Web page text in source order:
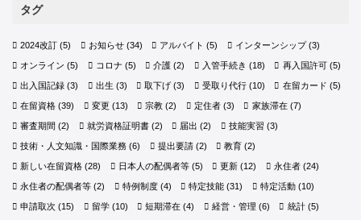
タグ
2024改訂 (5) お知らせ(34) アルバイト (5) インターンシップ(3)
オンライン (5) コロナ (5) 介護 (2) 入管手続き (18) 再入国許可(5)
出入国記録 (3) 出生 (3) 取下げ (3) 受取り代行(10) 在留カード (5)
在留資格 (39) 変更 (13) 宗教 (2) 定住者(3) 家族滞在(7)
審査期間 (2) 就労資格証明書(2) 届出 (2) 技能実習 (3)
技術・人文知識・国際業務 (6) 提出要請(2) 教育 (2)
新しい在留資格 (28) 日本人の配偶者等(5) 更新 (12) 永住者(24)
永住者の配偶者等 (2) 特例制度(4) 特定技能 (31) 特定活動(10)
申請取次 (15) 留学(10) 短期滞在 (4) 経営・管理 (6) 統計(5)